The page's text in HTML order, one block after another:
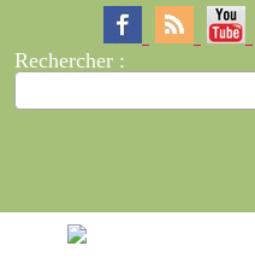
Rechercher :